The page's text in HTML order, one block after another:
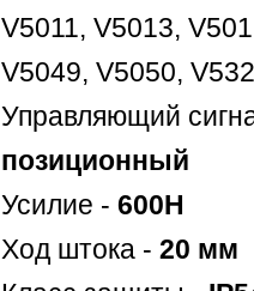
V5011, V5013,
V5049, V5050,
Управляющий
позиционный
Усилие - 600Н
Ход штока - 20 мм